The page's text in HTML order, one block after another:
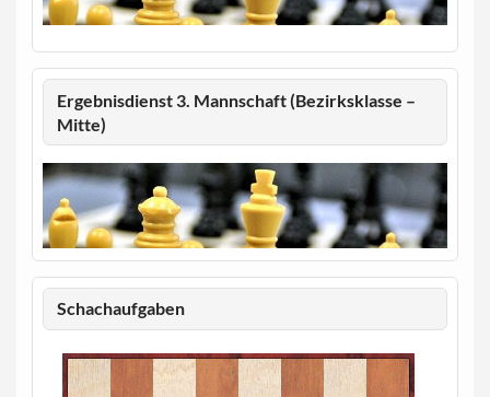
Ergebnisdienst 3. Mannschaft (Bezirksklasse –
Mitte)
Schachaufgaben